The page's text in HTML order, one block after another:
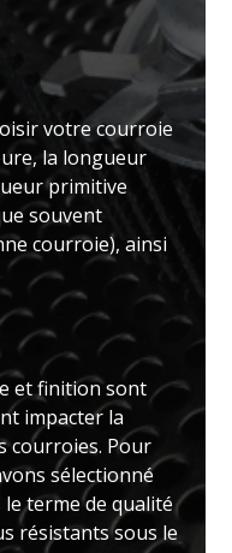
votre courroie
la longueur
primitive
souvent
courroie), ainsi
et finition sont
impacter la
courroies. Pour
sélectionné
terme de qualité
résistants sous le